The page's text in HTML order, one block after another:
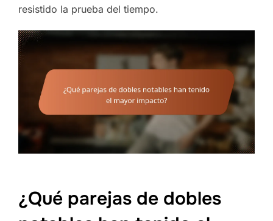
resistido la prueba del tiempo.
¿Qué parejas de dobles